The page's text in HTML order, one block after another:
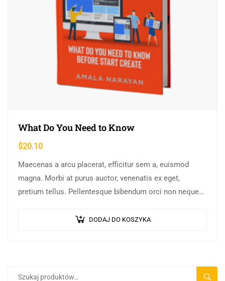
What Do You Need to Know
$20.10
Maecenas a arcu placerat, efficitur sem a, euismod
magna. Morbi at purus auctor, venenatis ex eget,
pretium tellus. Pellentesque bibendum orci non neque
DODAJ DO KOSZYKA